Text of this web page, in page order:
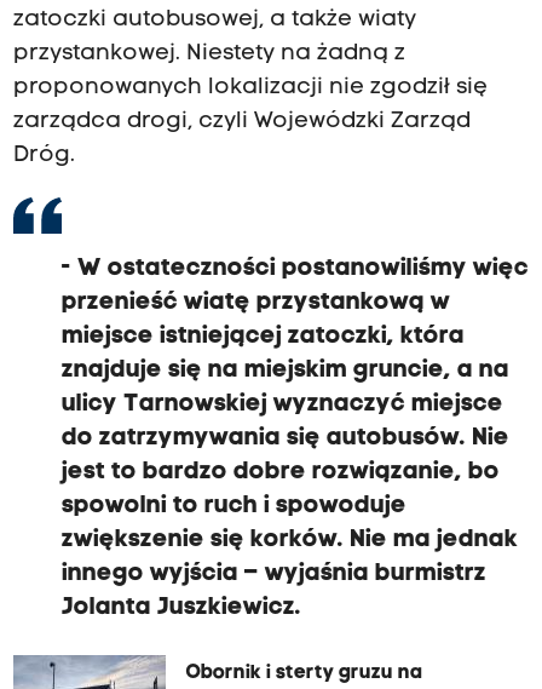
zatoczki autobusowej, a także wiaty
przystankowej. Niestety na żadną z
proponowanych lokalizacji nie zgodził się
zarządca drogi, czyli Wojewódzki Zarząd
Dróg.
- W ostateczności postanowiliśmy więc
przenieść wiatę przystankową w
miejsce istniejącej zatoczki, która
znajduje się na miejskim gruncie, a na
ulicy Tarnowskiej wyznaczyć miejsce
do zatrzymywania się autobusów. Nie
jest to bardzo dobre rozwiązanie, bo
spowolni to ruch i spowoduje
zwiększenie się korków. Nie ma jednak
innego wyjścia – wyjaśnia burmistrz
Jolanta Juszkiewicz.
Obornik i sterty gruzu na